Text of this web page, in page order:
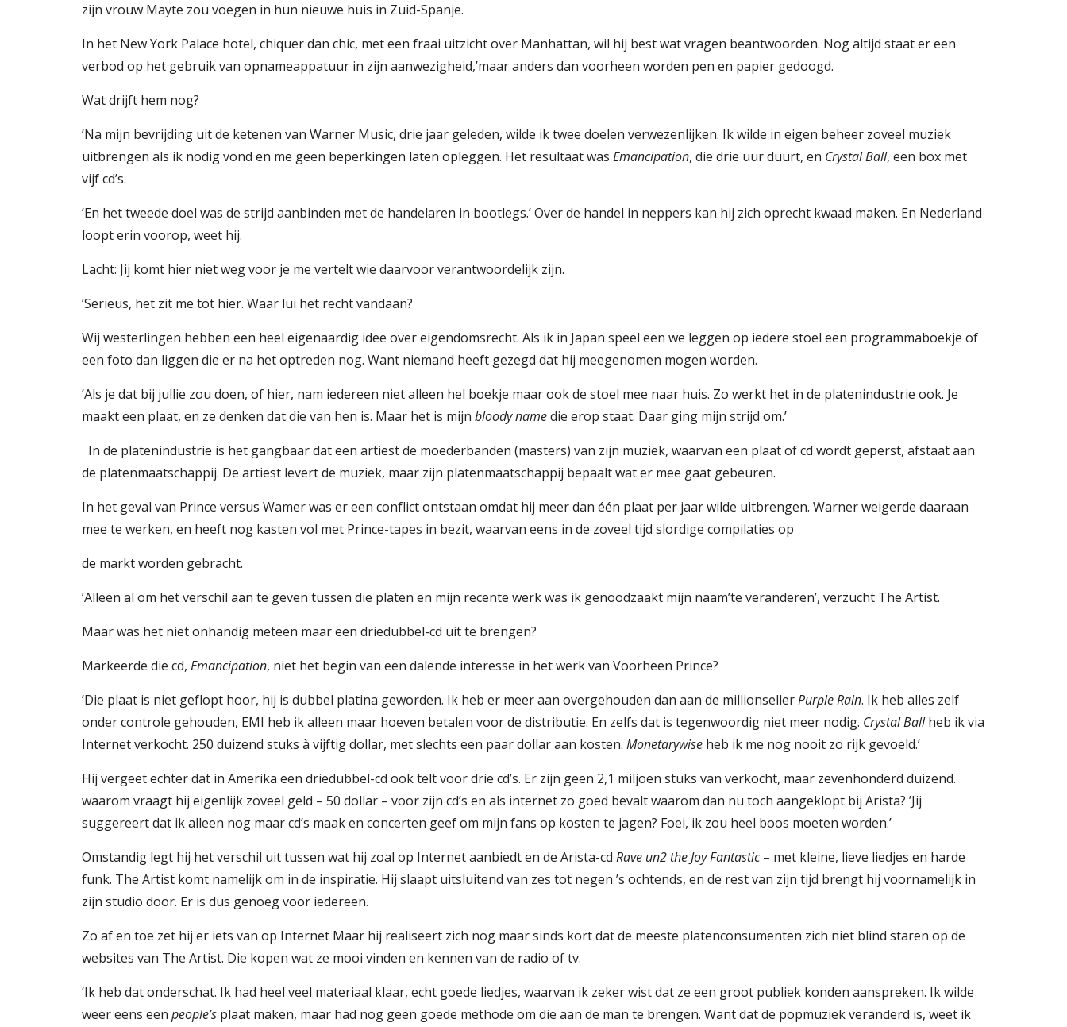
zijn vrouw Mayte zou voegen in hun nieuwe huis in Zuid-Spanje.
In het New York Palace hotel, chiquer dan chic, met een fraai uitzicht over Manhattan, wil hij best wat vragen beantwoorden. Nog altijd staat er een
verbod op het gebruik van opnameappatuur in zijn aanwezigheid,’maar anders dan voorheen worden pen en papier gedoogd.
Wat drijft hem nog?
’Na mijn bevrijding uit de ketenen van Warner Music, drie jaar geleden, wilde ik twee doelen verwezenlijken. Ik wilde in eigen beheer zoveel muziek
uitbrengen als ik nodig vond en me geen beperkingen laten opleggen. Het resultaat was Emancipation, die drie uur duurt, en Crystal Ball, een box met
vijf cd’s.
’En het tweede doel was de strijd aanbinden met de handelaren in bootlegs.’ Over de handel in neppers kan hij zich oprecht kwaad maken. En Nederland
loopt erin voorop, weet hij.
Lacht: Jij komt hier niet weg voor je me vertelt wie daarvoor verantwoordelijk zijn.
’Serieus, het zit me tot hier. Waar lui het recht vandaan?
Wij westerlingen hebben een heel eigenaardig idee over eigendomsrecht. Als ik in Japan speel een we leggen op iedere stoel een programmaboekje of
een foto dan liggen die er na het optreden nog. Want niemand heeft gezegd dat hij meegenomen mogen worden.
’Als je dat bij jullie zou doen, of hier, nam iedereen niet alleen hel boekje maar ook de stoel mee naar huis. Zo werkt het in de platenindustrie ook. Je
maakt een plaat, en ze denken dat die van hen is. Maar het is mijn bloody name die erop staat. Daar ging mijn strijd om.’
de platenmaatschappij. De artiest levert de muziek, maar zijn platenmaatschappij bepaalt wat er mee gaat gebeuren.
In het geval van Prince versus Wamer was er een conflict ontstaan omdat hij meer dan één plaat per jaar wilde uitbrengen. Warner weigerde daaraan
mee te werken, en heeft nog kasten vol met Prince-tapes in bezit, waarvan eens in de zoveel tijd slordige compilaties op
de markt worden gebracht.
’Alleen al om het verschil aan te geven tussen die platen en mijn recente werk was ik genoodzaakt mijn naam’te veranderen’, verzucht The Artist.
Maar was het niet onhandig meteen maar een driedubbel-cd uit te brengen?
Markeerde die cd, Emancipation, niet het begin van een dalende interesse in het werk van Voorheen Prince?
’Die plaat is niet geflopt hoor, hij is dubbel platina geworden. Ik heb er meer aan overgehouden dan aan de millionseller Purple Rain. Ik heb alles zelf
onder controle gehouden, EMI heb ik alleen maar hoeven betalen voor de distributie. En zelfs dat is tegenwoordig niet meer nodig. Crystal Ball heb ik via
Internet verkocht. 250 duizend stuks à vijftig dollar, met slechts een paar dollar aan kosten. Monetarywise heb ik me nog nooit zo rijk gevoeld.’
Hij vergeet echter dat in Amerika een driedubbel-cd ook telt voor drie cd’s. Er zijn geen 2,1 miljoen stuks van verkocht, maar zevenhonderd duizend.
waarom vraagt hij eigenlijk zoveel geld – 50 dollar – voor zijn cd’s en als internet zo goed bevalt waarom dan nu toch aangeklopt bij Arista? ’Jij
suggereert dat ik alleen nog maar cd’s maak en concerten geef om mijn fans op kosten te jagen? Foei, ik zou heel boos moeten worden.’
Omstandig legt hij het verschil uit tussen wat hij zoal op Internet aanbiedt en de Arista-cd Rave un2 the Joy Fantastic – met kleine, lieve liedjes en harde
funk. The Artist komt namelijk om in de inspiratie. Hij slaapt uitsluitend van zes tot negen ’s ochtends, en de rest van zijn tijd brengt hij voornamelijk in
zijn studio door. Er is dus genoeg voor iedereen.
Zo af en toe zet hij er iets van op Internet Maar hij realiseert zich nog maar sinds kort dat de meeste platenconsumenten zich niet blind staren op de
websites van The Artist. Die kopen wat ze mooi vinden en kennen van de radio of tv.
’Ik heb dat onderschat. Ik had heel veel materiaal klaar, echt goede liedjes, waarvan ik zeker wist dat ze een groot publiek konden aanspreken. Ik wilde
weer eens een people’s plaat maken, maar had nog geen goede methode om die aan de man te brengen. Want dat de popmuziek veranderd is, weet ik